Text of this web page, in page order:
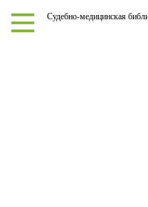
Судебно-медицинская